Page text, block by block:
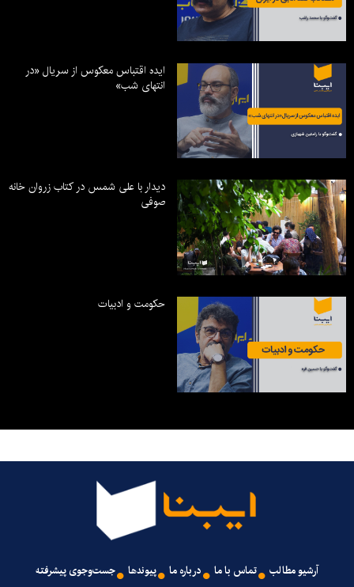
ایده اقتباس معکوس از سریال «در
انتهای شب»
دیدار با علی شمس در کتاب زروان خانه
صوفی
حکومت و ادبیات
آرشیو مطالب تماس با ما درباره ما پیوندها جست‌وجوی پیشرفته